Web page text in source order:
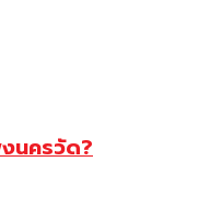
นครวัด?